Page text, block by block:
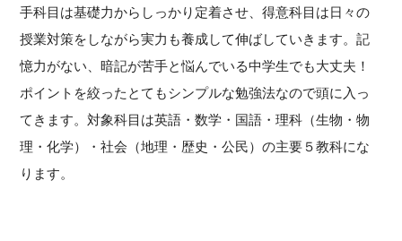
手科目は基礎力からしっかり定着させ、得意科目は日々の
授業対策をしながら実力も養成して伸ばしていきます。記
憶力がない、暗記が苦手と悩んでいる中学生でも大丈夫！
ポイントを絞ったとてもシンプルな勉強法なので頭に入っ
てきます。対象科目は英語・数学・国語・理科（生物・物
理・化学）・社会（地理・歴史・公民）の主要５教科にな
ります。